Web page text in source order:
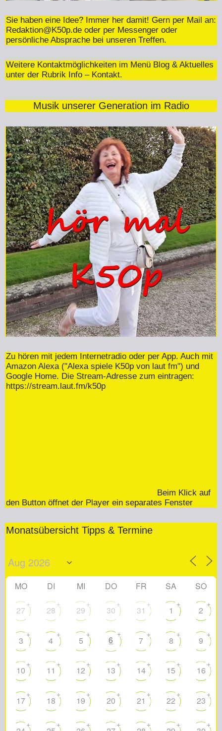
Sie haben eine Idee? Immer her damit! Gern per Mail an:
Redaktion@K50p.de oder per Messenger oder
persönliche Absprache bei unseren Treffen.
Weitere Kontaktmöglichkeiten im Menü Blog & Aktuelles
unter der Rubrik Info – Kontakt.
Musik unserer Generation im Radio
Zu hören mit jedem Internetradio oder per App. Auch mit
Amazon Alexa ("Alexa spiele K50p von laut fm") und
Google Home. Die Stream-Adresse zum eintragen:
https://stream.laut.fm/k50p
Beim Klick auf
den Button öffnet der Player ein separates Fenster
Monatsübersicht Tipps & Termine
MO DI MI DO FR SA SO
27
+
28
+
29
+
30
+
31
+
1
+
2
+
3
+
4
+
5
+
6
+
7
+
8
+
9
+
10
+
11
+
12
+
13
+
14
+
15
+
16
+
17
+
18
+
19
+
20
+
21
+
22
+
23
+
+ + + + + + +